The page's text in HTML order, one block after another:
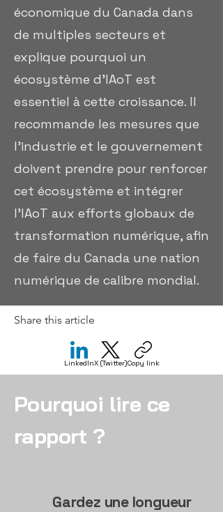
économique du Canada dans
de multiples secteurs et
explique pourquoi un
écosystème d'IAoT est
essentiel à cette croissance. Il
recommande les mesures que
l'industrie et le gouvernement
doivent prendre pour renforcer
cet écosystème et intégrer
l'IAoT aux efforts globaux de
transformation numérique, afin
de faire du Canada une nation
numérique de calibre mondial.
Share this article
LinkedInX (Twitter)Copy link
Pourquoi lire ce
rapport ?
Gardez une longueur